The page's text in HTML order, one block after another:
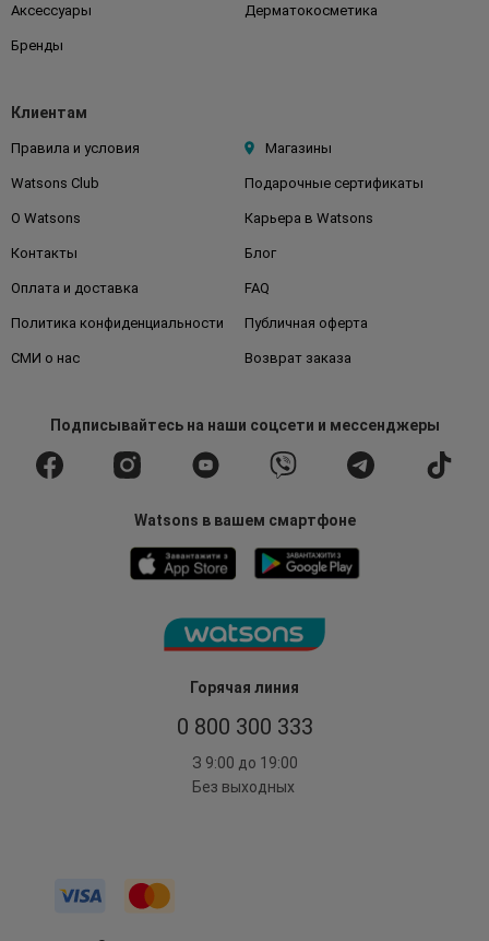
Горячая линия
0 800 300 333
З 9:00 до 19:00
Без выходных
Аксессуары Дерматокосметика
Бренды
Клиентам
Правила и условия Магазины
Watsons Club Подарочные сертификаты
О Watsons Карьера в Watsons
Контакты Блог
Оплата и доставка FAQ
Политика конфиденциальности Публичная оферта
СМИ о нас Возврат заказа
Подписывайтесьна наши соцсети и мессенджеры
Watsons в вашем смартфоне